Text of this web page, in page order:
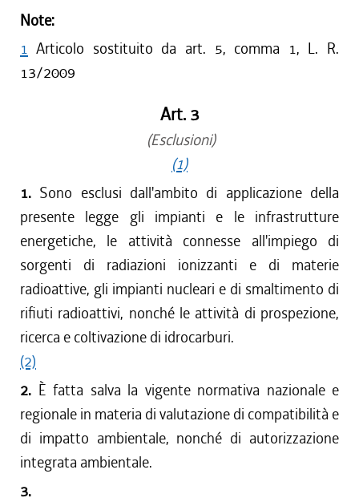
Note:
1 Articolo sostituito da art. 5, comma 1, L. R.
13/2009
Art. 3
(Esclusioni)
(1)
1. Sono esclusi dall'ambito di applicazione della
presente legge gli impianti e le infrastrutture
energetiche, le attività connesse all'impiego di
sorgenti di radiazioni ionizzanti e di materie
radioattive, gli impianti nucleari e di smaltimento di
rifiuti radioattivi, nonché le attività di prospezione,
ricerca e coltivazione di idrocarburi.
(2)
2. È fatta salva la vigente normativa nazionale e
regionale in materia di valutazione di compatibilità e
di impatto ambientale, nonché di autorizzazione
integrata ambientale.
3.